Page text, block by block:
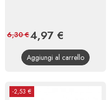
Prezzo
4,97 €
base
6,30 €
Aggiungi al carrello
-2,53 €